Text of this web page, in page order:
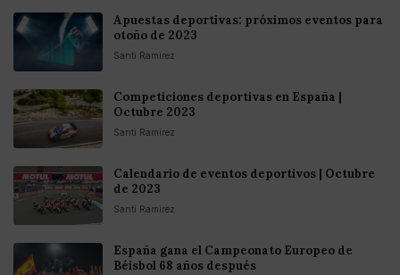
Apuestas deportivas: próximos eventos para
otoño de 2023
Santi Ramirez
Competiciones deportivas en España |
Octubre 2023
Santi Ramirez
Calendario de eventos deportivos | Octubre
de 2023
Santi Ramirez
España gana el Campeonato Europeo de
Béisbol 68 años después